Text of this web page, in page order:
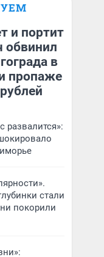
и портит
обвинил
в
пропаже
развалится»:
стали
покорили